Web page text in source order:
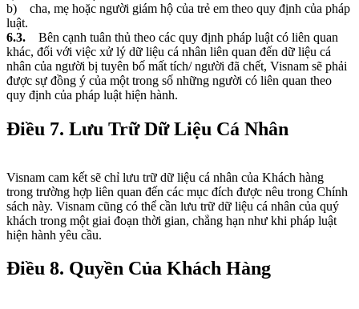
b) cha, mẹ hoặc người giám hộ của trẻ em theo quy định của pháp
luật.
6.3. Bên cạnh tuân thủ theo các quy định pháp luật có liên quan
khác, đối với việc xử lý dữ liệu cá nhân liên quan đến dữ liệu cá
nhân của người bị tuyên bố mất tích/ người đã chết, Visnam sẽ phải
được sự đồng ý của một trong số những người có liên quan theo
quy định của pháp luật hiện hành.
Điều 7. Lưu Trữ Dữ Liệu Cá Nhân
Visnam cam kết sẽ chỉ lưu trữ dữ liệu cá nhân của Khách hàng
trong trường hợp liên quan đến các mục đích được nêu trong Chính
sách này. Visnam cũng có thể cần lưu trữ dữ liệu cá nhân của quý
khách trong một giai đoạn thời gian, chẳng hạn như khi pháp luật
hiện hành yêu cầu.
Điều 8. Quyền Của Khách Hàng